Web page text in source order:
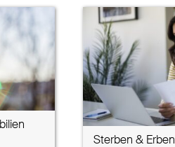
Sterben & Erben